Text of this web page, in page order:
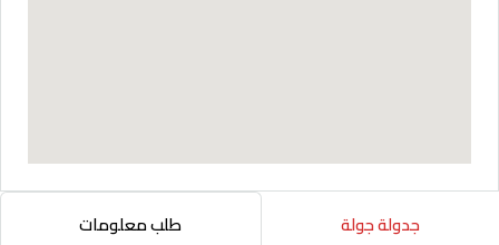
جدولة جولة طلب معلومات